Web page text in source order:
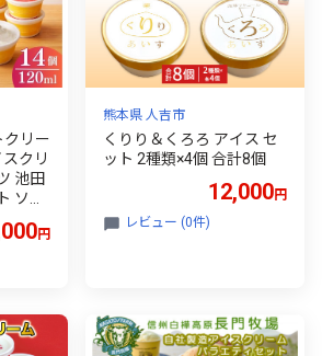
クリー
クリ
池田
ソフ
牧場円
熊本県 人吉市
くりり＆くろろ アイス セ
ット 2種類×4個 合計8個
12,000円
レビュー (0件)